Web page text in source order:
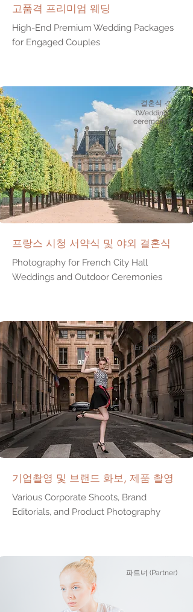
고품격 프리미엄 웨딩
High-End Premium Wedding Packages
for Engaged Couples
결혼식
(Wedding
ceremony)
프랑스 시청 서약식 및 야외 결혼식
Photography for French City Hall
Weddings and Outdoor Ceremonies
기업
(Enterprise)
기업촬영 및 브랜드 화보, 제품 촬영
Various Corporate Shoots, Brand
Editorials, and Product Photography
파트너 (Partner)